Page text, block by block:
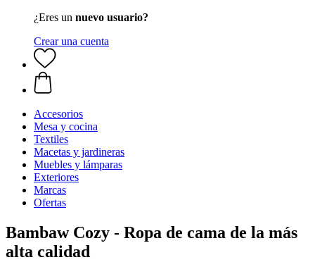
¿Eres un nuevo usuario?
Crear una cuenta
Accesorios
Mesa y cocina
Textiles
Macetas y jardineras
Muebles y lámparas
Exteriores
Marcas
Ofertas
Bambaw Cozy - Ropa de cama de la más
alta calidad